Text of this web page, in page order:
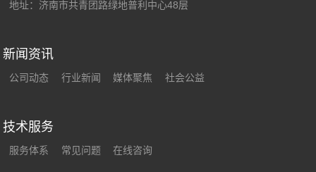
地址：济南市共青团路绿地普利中心48层
新闻资讯
公司动态 行业新闻 媒体聚焦 社会公益
技术服务
服务体系 常见问题 在线咨询